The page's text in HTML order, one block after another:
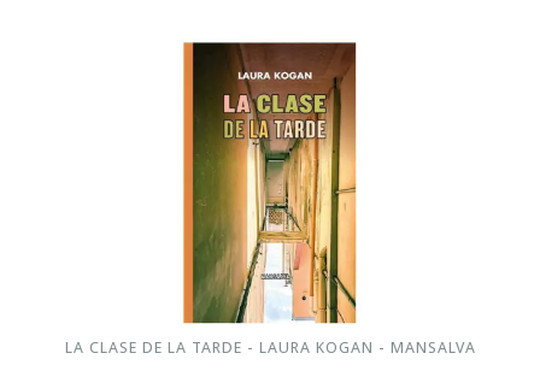
LA CLASE DE LA TARDE - LAURA KOGAN - MANSALVA